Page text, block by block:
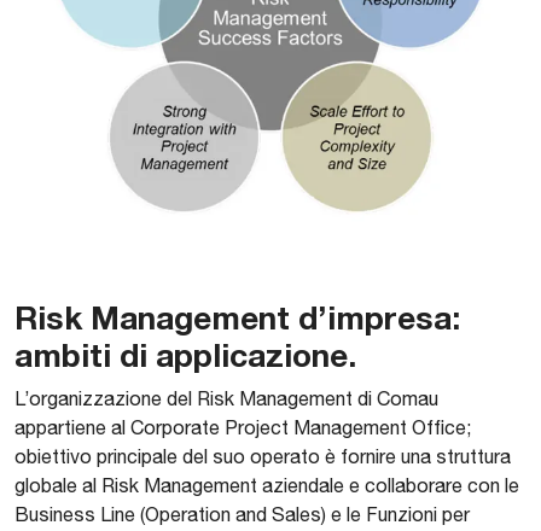
Risk Management d’impresa:
ambiti di applicazione.
L’organizzazione del Risk Management di Comau
appartiene al Corporate Project Management Office;
obiettivo principale del suo operato è fornire una struttura
globale al Risk Management aziendale e collaborare con le
Business Line (Operation and Sales) e le Funzioni per